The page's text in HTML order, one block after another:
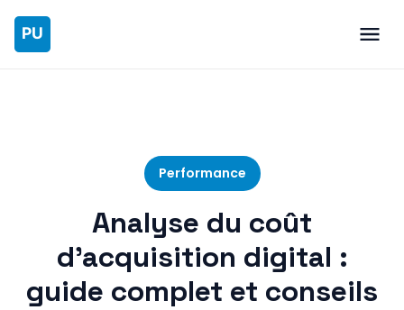
Performance
Analyse du coût
d’acquisition digital :
guide complet et conseils